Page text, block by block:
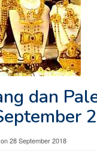
dan
28 September 2018